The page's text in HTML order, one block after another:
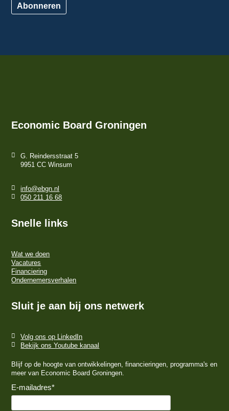
Abonneren
Economic Board Groningen
G. Reindersstraat 5
9951 CC Winsum
info@ebgn.nl
050 211 16 68
Snelle links
Wat we doen
Vacatures
Financiering
Ondernemersverhalen
Sluit je aan bij ons netwerk
Volg ons op LinkedIn
Bekijk ons Youtube kanaal
Blijf op de hoogte van ontwikkelingen, financieringen, programma's en
meer van Economic Board Groningen.
E-mailadres*